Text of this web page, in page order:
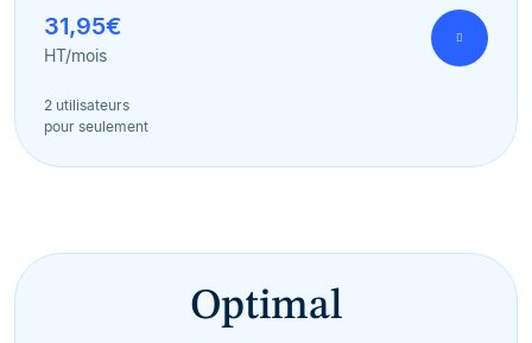
31,95€
HT/mois
2 utilisateurs
pour seulement
Optimal